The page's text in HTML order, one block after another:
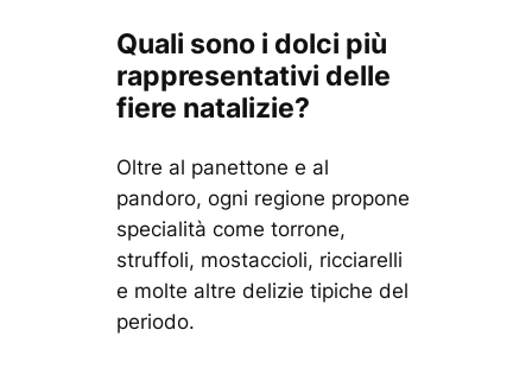
Quali sono i dolci più
rappresentativi delle
fiere natalizie?
Oltre al panettone e al
pandoro, ogni regione propone
specialità come torrone,
struffoli, mostaccioli, ricciarelli
e molte altre delizie tipiche del
periodo.